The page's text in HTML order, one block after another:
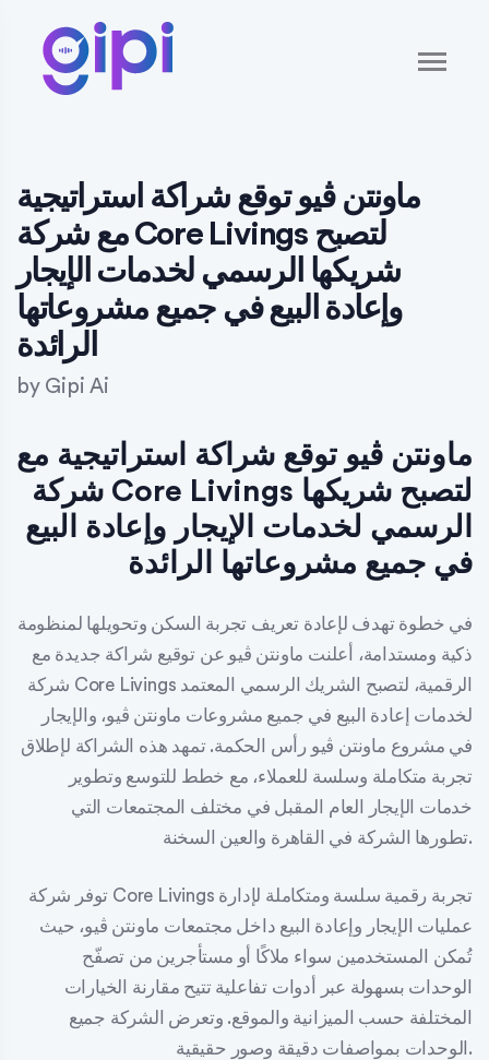
ماونتن ڤيو توقع شراكة استراتيجية
مع شركة Core Livings لتصبح
شريكها الرسمي لخدمات الإيجار
وإعادة البيع في جميع مشروعاتها
الرائدة
by Gipi Ai
ماونتن ڤيو توقع شراكة استراتيجية مع
شركة Core Livings لتصبح شريكها
الرسمي لخدمات الإيجار وإعادة البيع
في جميع مشروعاتها الرائدة
في خطوة تهدف لإعادة تعريف تجربة السكن وتحويلها لمنظومة
ذكية ومستدامة، أعلنت ماونتن ڤيو عن توقيع شراكة جديدة مع
شركة Core Livings الرقمية، لتصبح الشريك الرسمي المعتمد
لخدمات إعادة البيع في جميع مشروعات ماونتن ڤيو، والإيجار
في مشروع ماونتن ڤيو رأس الحكمة. تمهد هذه الشراكة لإطلاق
تجربة متكاملة وسلسة للعملاء، مع خطط للتوسع وتطوير
خدمات الإيجار العام المقبل في مختلف المجتمعات التي
تطورها الشركة في القاهرة والعين السخنة.
توفر شركة Core Livings تجربة رقمية سلسة ومتكاملة لإدارة
عمليات الإيجار وإعادة البيع داخل مجتمعات ماونتن ڤيو، حيث
تُمكن المستخدمين سواء ملاكًا أو مستأجرين من تصفّح
الوحدات بسهولة عبر أدوات تفاعلية تتيح مقارنة الخيارات
المختلفة حسب الميزانية والموقع. وتعرض الشركة جميع
الوحدات بمواصفات دقيقة وصور حقيقية.